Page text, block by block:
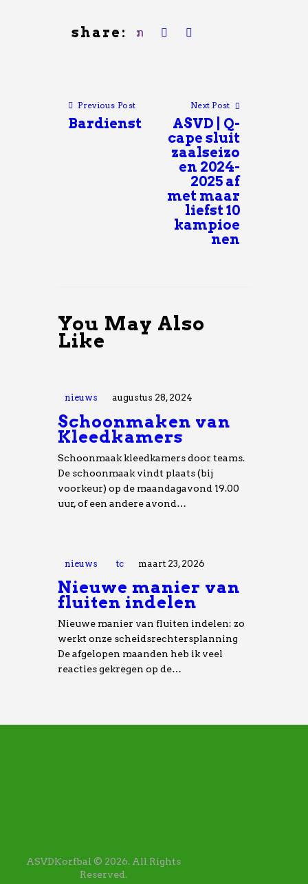
share:
Previous Post
Bardienst
Next Post
ASVD | Q-
cape sluit
zaalseizo
en 2024-
2025 af
met maar
liefst 10
kampioe
nen
You May Also
Like
nieuws augustus 28, 2024
Schoonmaken van
Kleedkamers
Schoonmaak kleedkamers door teams.
De schoonmaak vindt plaats (bij
voorkeur) op de maandagavond 19.00
uur, of een andere avond…
nieuws tc maart 23, 2026
Nieuwe manier van
fluiten indelen
Nieuwe manier van fluiten indelen: zo
werkt onze scheidsrechtersplanning
De afgelopen maanden heb ik veel
reacties gekregen op de…
ASVDKorfbal © 2026. All Rights
Reserved.